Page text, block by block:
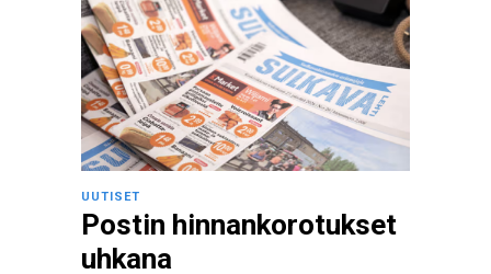
UUTISET
Postin hinnankorotukset
uhkana